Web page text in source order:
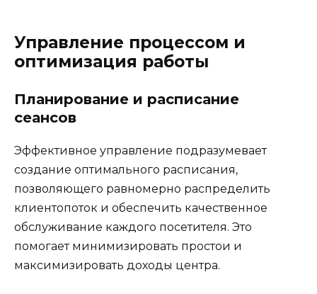
Управление процессом и
оптимизация работы
Планирование и расписание
сеансов
Эффективное управление подразумевает
создание оптимального расписания,
позволяющего равномерно распределить
клиентопоток и обеспечить качественное
обслуживание каждого посетителя. Это
помогает минимизировать простои и
максимизировать доходы центра.